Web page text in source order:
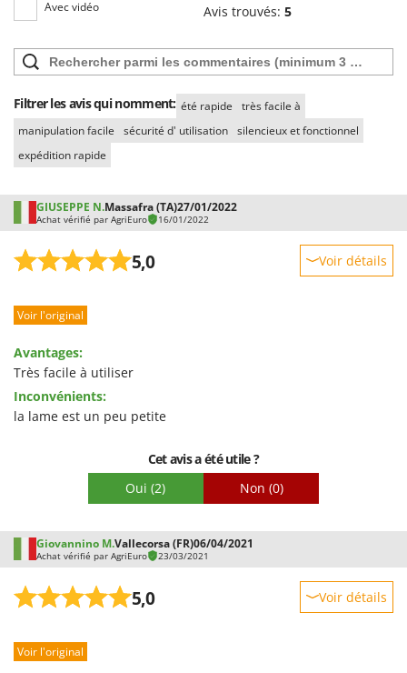
Seven Italy
Silky
Sirman
Smartwood
Smeg
Snapper
Solidur
Spiralmac
Spyro
Stanley
Stiga
Sunseeker
TecnoGen
Tellarini Pompe
Telwin
Tineco
Avec vidéo Avis trouvés: 5
Filtrer les avis qui nomment: été rapide
très facile à
manipulation facile
sécurité d' utilisation silencieux et fonctionnel
expédition rapide
GIUSEPPE N.Massafra (TA)27/01/2022
Achat vérifié par AgriEuro 16/01/2022
5,0 Voir détails
Prestations
Qualité / Prix
Facilité de montage
Emballage
Voir l'original
Avantages:
Très facile à utiliser
Inconvénients:
la lame est un peu petite
Cet avis a été utile ?
Oui (2) Non (0)
Giovannino M.Vallecorsa (FR)06/04/2021
Achat vérifié par AgriEuro 23/03/2021
5,0 Voir détails
Prestations
Voir l'original